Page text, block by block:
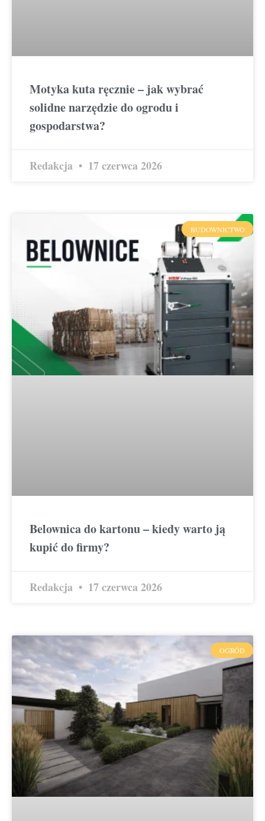
Motyka kuta ręcznie – jak wybrać
solidne narzędzie do ogrodu i
gospodarstwa?
Redakcja 17 czerwca 2026
BUDOWNICTWO
Belownica do kartonu – kiedy warto ją
kupić do firmy?
Redakcja 17 czerwca 2026
OGRÓD